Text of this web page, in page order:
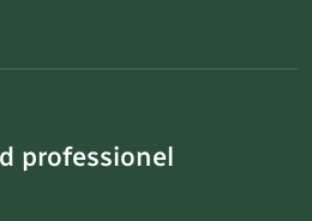
professionel